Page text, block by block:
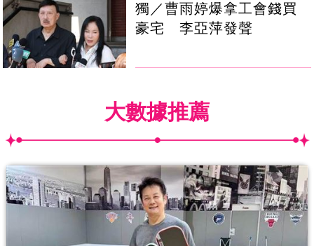
獨／曹雨婷爆拿工會錢買
豪宅 李亞萍發聲
大數據推薦